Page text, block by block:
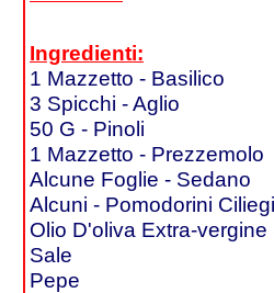
Ingredienti:
1 Mazzetto - Basilico
3 Spicchi - Aglio
50 G - Pinoli
1 Mazzetto - Prezzemolo
Alcune Foglie - Sedano
Alcuni - Pomodorini
Olio D'oliva Extra-
Sale
Pepe